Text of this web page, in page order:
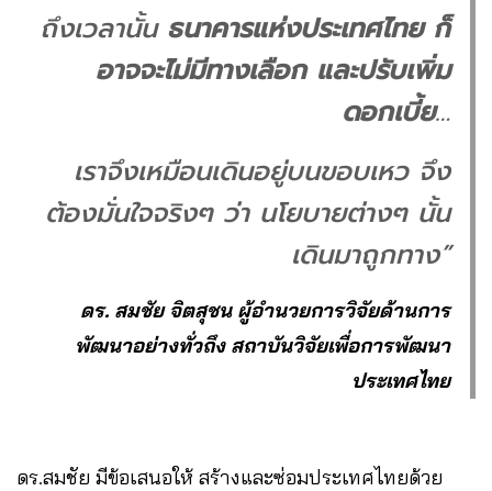
ถึงเวลานั้น ธนาคารแห่งประเทศไทย ก็
อาจจะไม่มีทางเลือก และปรับเพิ่ม
ดอกเบี้ย…
เราจึงเหมือนเดินอยู่บนขอบเหว จึง
ต้องมั่นใจจริงๆ ว่า นโยบายต่างๆ นั้น
เดินมาถูกทาง”
ดร. สมชัย จิตสุชน ผู้อำนวยการวิจัยด้านการ
พัฒนาอย่างทั่วถึง สถาบันวิจัยเพื่อการพัฒนา
ประเทศไทย
ดร.สมชัย มีข้อเสนอให้ สร้างและซ่อมประเทศไทยด้วย